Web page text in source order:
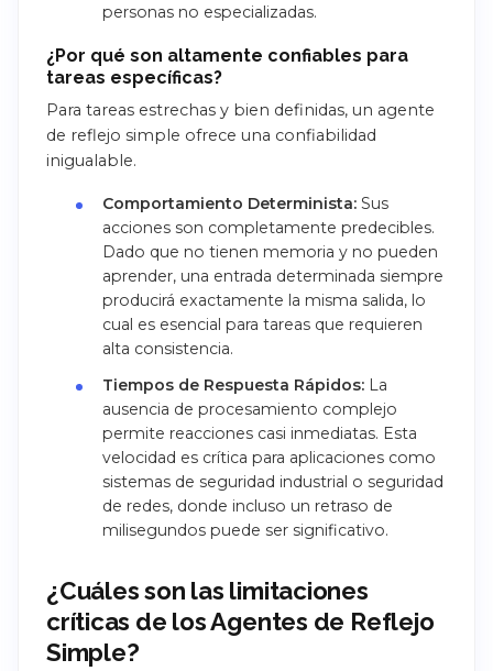
personas no especializadas.
¿Por qué son altamente confiables para
tareas específicas?
Para tareas estrechas y bien definidas, un agente
de reflejo simple ofrece una confiabilidad
inigualable.
Comportamiento Determinista:Sus
acciones son completamente predecibles.
Dado que no tienen memoria y no pueden
aprender, una entrada determinada siempre
producirá exactamente la misma salida, lo
cual es esencial para tareas que requieren
alta consistencia.
Tiempos de Respuesta Rápidos:La
ausencia de procesamiento complejo
permite reacciones casi inmediatas. Esta
velocidad es crítica para aplicaciones como
sistemas de seguridad industrial o seguridad
de redes, donde incluso un retraso de
milisegundos puede ser significativo.
¿Cuáles son las limitaciones
críticas de los Agentes de Reflejo
Simple?